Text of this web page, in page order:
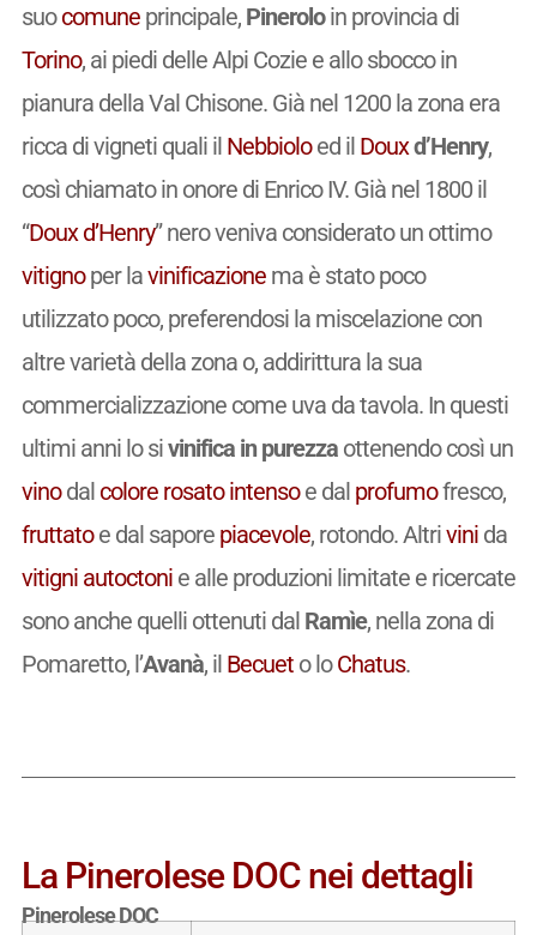
suocomuneprincipale, Pineroloin provincia di
Torino, ai piedi delle Alpi Cozie e allo sbocco in
pianura della Val Chisone. Già nel 1200 la zona era
ricca di vigneti quali il Nebbioloed il Douxd’Henry,
così chiamato in onore di Enrico IV. Già nel 1800 il
“Doux d’Henry” nero veniva considerato un ottimo
vitignoper lavinificazionema è stato poco
utilizzato poco, preferendosi la miscelazione con
altre varietà della zona o, addirittura la sua
commercializzazione come uva da tavola. In questi
ultimi anni lo sivinifica in purezzaottenendo così un
vinodal colore rosato intensoe dal profumofresco,
fruttatoe dal sapore piacevole, rotondo. Altrivinida
vitigni autoctonie alle produzioni limitate e ricercate
sono anche quelli ottenuti dal Ramìe, nella zona di
Pomaretto, l’Avanà, il Becueto loChatus.
La Pinerolese DOC nei dettagli
Pinerolese DOC